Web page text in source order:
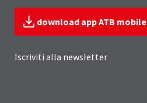
download app ATB mobile
Iscriviti alla newsletter